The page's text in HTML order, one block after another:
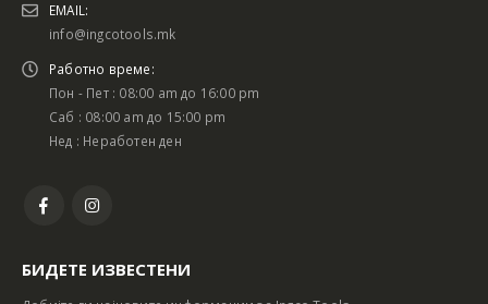
EMAIL:
info@ingcotools.mk
Работно време:
Пон - Пет : 08:00 am до 16:00 pm
Саб : 08:00 am до 15:00 pm
Нед : Неработен ден
БИДЕТЕ ИЗВЕСТЕНИ